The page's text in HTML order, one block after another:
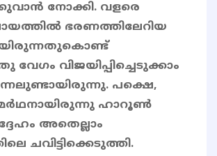
നോക്കി. വളരെ
ഭരണത്തിലേറിയ
വിജയിപ്പിച്ചെടുക്കാം
പക്ഷെ,
ഹാറൂൺ
അതെല്ലാം
ചവിട്ടിക്കെടുത്തി.